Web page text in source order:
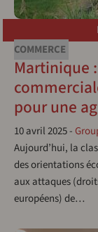
COMMERCE
Martinique
pour une
10 avril 2025-
Aujourd’hui, la
des orientations
aux attaques
européens) de…